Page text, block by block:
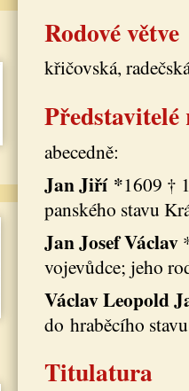
Rodové větve
křičovská,
Představitelé
abecedně:
Jan Jiří*1609 †
panského stavu
Jan Josef Václav
vojevůdce; jeho
Václav Leopold
do hraběcího
Titulatura